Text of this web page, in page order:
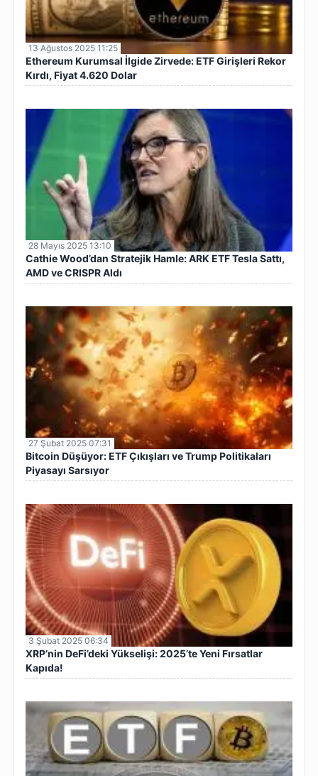
13 Ağustos 2025 11:25
Ethereum Kurumsal İlgide Zirvede: ETF Girişleri Rekor
Kırdı, Fiyat 4.620 Dolar
28 Mayıs 2025 13:10
Cathie Wood’dan Stratejik Hamle: ARK ETF Tesla Sattı,
AMD ve CRISPR Aldı
27 Şubat 2025 07:31
Bitcoin Düşüyor: ETF Çıkışları ve Trump Politikaları
Piyasayı Sarsıyor
3 Şubat 2025 06:34
XRP’nin DeFi’deki Yükselişi: 2025’te Yeni Fırsatlar
Kapıda!